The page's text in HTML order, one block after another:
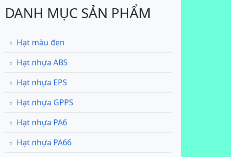
DANH MỤC SẢN PHẨM
Hạt màu đen
Hạt nhựa ABS
Hạt nhựa EPS
Hạt nhựa GPPS
Hạt nhựa PA6
Hạt nhựa PA66